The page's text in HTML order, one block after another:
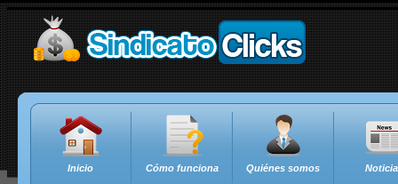
Inicio Cómo funciona Quiénes somos